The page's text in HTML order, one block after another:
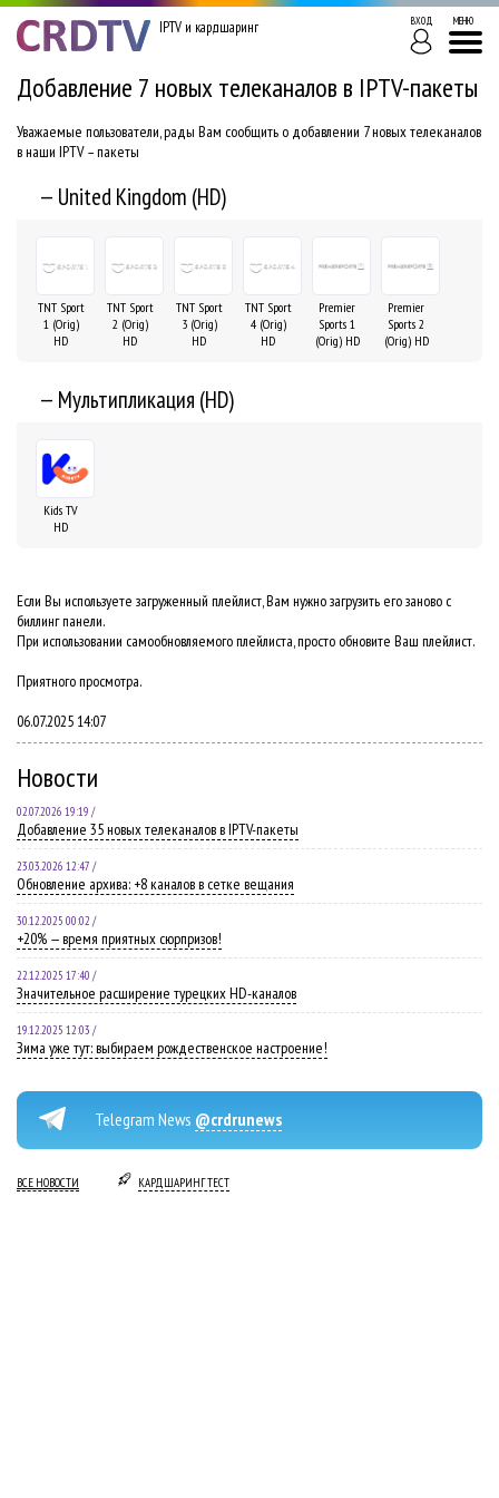
IPTV и кардшаринг ВХОД МЕНЮ
Добавление 7 новых телеканалов в IPTV-пакеты
Уважаемые пользователи, рады Вам сообщить о добавлении 7 новых телеканалов
в наши IPTV – пакеты
— United Kingdom (HD)
TNT Sport
1 (Orig)
HD
TNT Sport
2 (Orig)
HD
TNT Sport
3 (Orig)
HD
TNT Sport
4 (Orig)
HD
Premier
Sports 1
(Orig) HD
Premier
Sports 2
(Orig) HD
— Мультипликация (HD)
Kids TV
HD
Если Вы используете загруженный плейлист, Вам нужно загрузить его заново с
биллинг панели.
При использовании самообновляемого плейлиста, просто обновите Ваш плейлист.
Приятного просмотра.
06.07.2025 14:07
Новости
02.07.2026 19:19 /
Добавление 35 новых телеканалов в IPTV-пакеты
23.03.2026 12:47 /
Обновление архива: +8 каналов в сетке вещания
30.12.2025 00:02 /
+20% — время приятных сюрпризов!
22.12.2025 17:40 /
Значительное расширение турецких HD-каналов
19.12.2025 12:03 /
Зима уже тут: выбираем рождественское настроение!
Telegram News @crdrunews
ВСЕ НОВОСТИ КАРДШАРИНГ ТЕСТ